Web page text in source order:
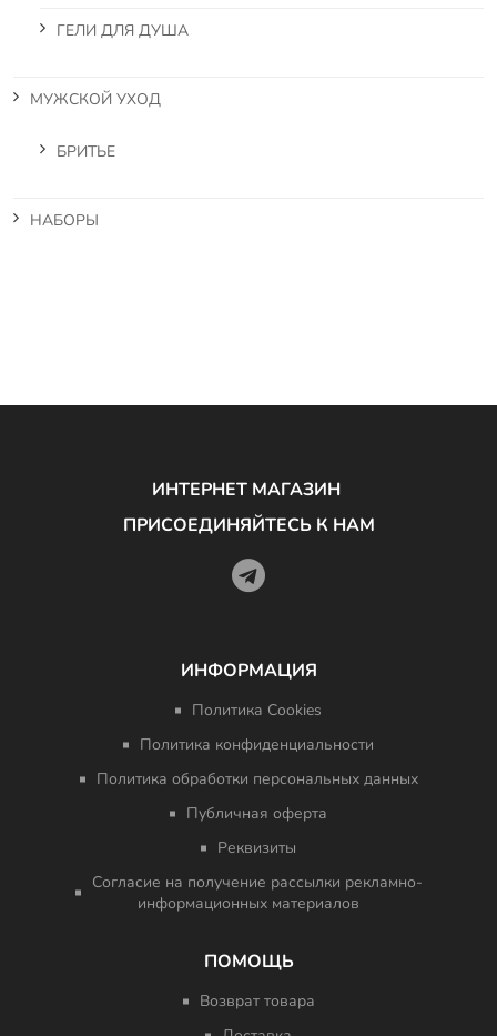
ГЕЛИ ДЛЯ ДУША
МУЖСКОЙ УХОД
БРИТЬЕ
НАБОРЫ
ИНТЕРНЕТ МАГАЗИН
ПРИСОЕДИНЯЙТЕСЬ К НАМ
ИНФОРМАЦИЯ
Политика Cookies
Политика конфиденциальности
Политика обработки персональных данных
Публичная оферта
Реквизиты
Согласие на получение рассылки рекламно-
информационных материалов
ПОМОЩЬ
Возврат товара